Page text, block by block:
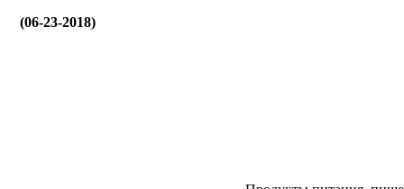
(06-23-2018)